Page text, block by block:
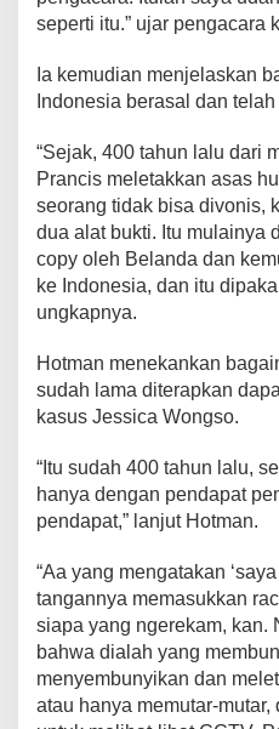
seperti itu.” ujar pengacara
Ia kemudian menjelaskan
Indonesia berasal dan
“Sejak, 400 tahun lalu dari
Prancis meletakkan asas
seorang tidak bisa divonis,
dua alat bukti. Itu mulainya
copy oleh Belanda dan
ke Indonesia, dan itu
ungkapnya.
Hotman menekankan
sudah lama diterapkan
kasus Jessica Wongso.
“Itu sudah 400 tahun lalu,
hanya dengan pendapat
pendapat,” lanjut Hotman.
“Aa yang mengatakan
tangannya memasukkan
siapa yang ngerekam, kan.
bahwa dialah yang
menyembunyikan dan
atau hanya memutar-